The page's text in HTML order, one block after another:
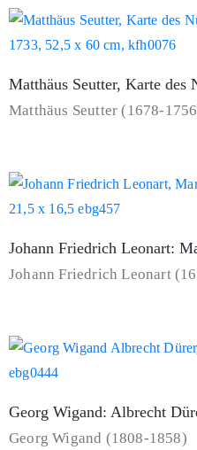
Matthäus Seutter, Karte des
Matthäus Seutter (1678-
Johann Friedrich Leonart:
Johann Friedrich Leonart
Georg Wigand: Albrecht
Georg Wigand (1808-1858)